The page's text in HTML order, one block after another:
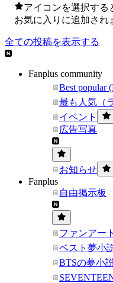
アイコンを選択する
お気に入りに追加され
全ての投稿を表示する
Fanplus community
Best popular
最も人気（
イベント
広告写真
お知らせ
Fanplus
自由掲示板
ファンアート
ベスト夢小
BTSの夢小説